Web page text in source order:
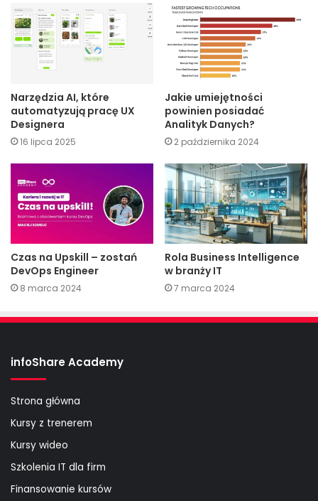
Narzędzia AI, które
automatyzują pracę UX
Designera
16 lipca 2025
Jakie umiejętności
powinien posiadać
Analityk Danych?
2 października 2024
Czas na Upskill – zostań
DevOps Engineer
8 marca 2024
Rola Business Intelligence
w branży IT
7 marca 2024
infoShare Academy
Strona główna
Kursy z trenerem
Kursy wideo
Szkolenia IT dla firm
Finansowanie kursów